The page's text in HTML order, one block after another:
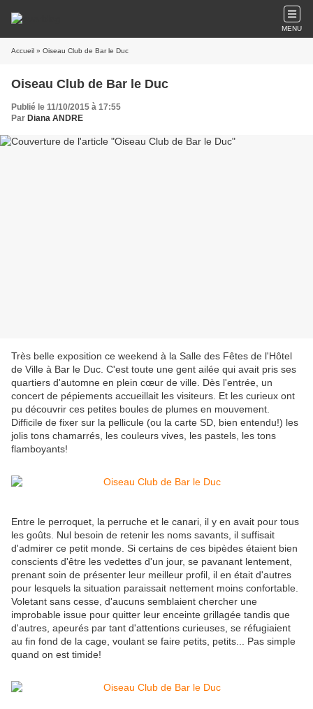
MENU
Accueil » Oiseau Club de Bar le Duc
Oiseau Club de Bar le Duc
Publié le 11/10/2015 à 17:55
Par Diana ANDRE
Très belle exposition ce weekend à la Salle des Fêtes de l'Hôtel
de Ville à Bar le Duc. C'est toute une gent ailée qui avait pris ses
quartiers d'automne en plein cœur de ville. Dès l'entrée, un
concert de pépiements accueillait les visiteurs. Et les curieux ont
pu découvrir ces petites boules de plumes en mouvement.
Difficile de fixer sur la pellicule (ou la carte SD, bien entendu!) les
jolis tons chamarrés, les couleurs vives, les pastels, les tons
flamboyants!
Entre le perroquet, la perruche et le canari, il y en avait pour tous
les goûts. Nul besoin de retenir les noms savants, il suffisait
d'admirer ce petit monde. Si certains de ces bipèdes étaient bien
conscients d'être les vedettes d'un jour, se pavanant lentement,
prenant soin de présenter leur meilleur profil, il en était d'autres
pour lesquels la situation paraissait nettement moins confortable.
Voletant sans cesse, d'aucuns semblaient chercher une
improbable issue pour quitter leur enceinte grillagée tandis que
d'autres, apeurés par tant d'attentions curieuses, se réfugiaient
au fin fond de la cage, voulant se faire petits, petits... Pas simple
quand on est timide!